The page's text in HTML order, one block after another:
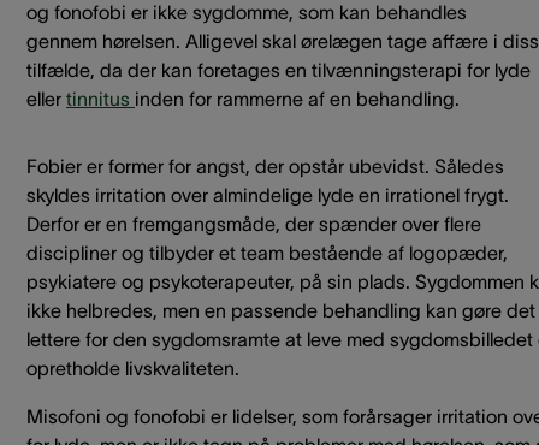
og fonofobi er ikke sygdomme, som kan behandles
gennem hørelsen. Alligevel skal ørelægen tage affære i
tilfælde, da der kan foretages en tilvænningsterapi for lyde
eller tinnitus inden for rammerne af en behandling.
Fobier er former for angst, der opstår ubevidst. Således
skyldes irritation over almindelige lyde en irrationel frygt.
Derfor er en fremgangsmåde, der spænder over flere
discipliner og tilbyder et team bestående af logopæder,
psykiatere og psykoterapeuter, på sin plads. Sygdommen
ikke helbredes, men en passende behandling kan gøre det
lettere for den sygdomsramte at leve med sygdomsbilledet
opretholde livskvaliteten.
Misofoni og fonofobi er lidelser, som forårsager irritation